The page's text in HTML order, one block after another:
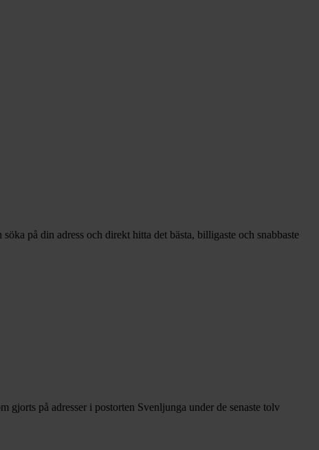
på din adress och direkt hitta det bästa, billigaste och snabbaste
gjorts på adresser i postorten Svenljunga under de senaste tolv